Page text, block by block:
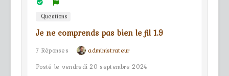
Questions
Je ne comprends pas bien le fil 1.9
7 Réponses
administrateur
Posté le vendredi 20 septembre 2024